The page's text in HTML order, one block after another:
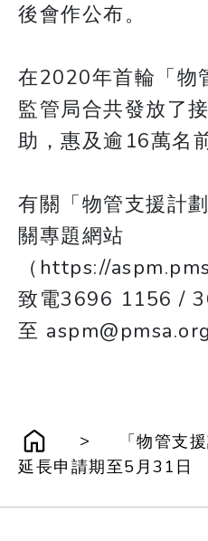
後會作公布。
在2020年首輪「物
監管局合共發放了
助，惠及逾16萬名
有關「物管支援計
關專題網站
（https://
致電3696 1156 /
至
>
「物管支
延長申請期至5月31日